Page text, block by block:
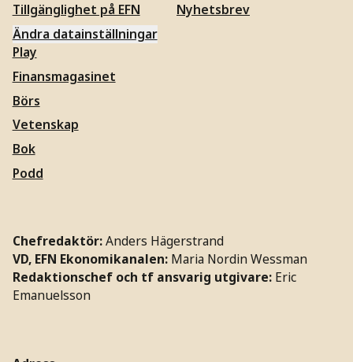
Tillgänglighet på EFN
Ändra datainställningar
Nyhetsbrev
Play
Finansmagasinet
Börs
Vetenskap
Bok
Podd
Chefredaktör:Anders Hägerstrand
VD, EFN Ekonomikanalen: Maria Nordin Wessman
Redaktionschef och tf ansvarig utgivare: Eric
Emanuelsson